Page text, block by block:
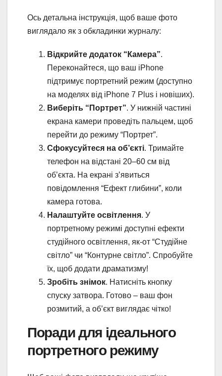
Ось детальна інструкція, щоб ваше фото
виглядало як з обкладинки журналу:
Відкрийте додаток “Камера”.
Переконайтеся, що ваш iPhone
підтримує портретний режим (доступно
на моделях від iPhone 7 Plus і новіших).
Виберіть “Портрет”. У нижній частині
екрана камери проведіть пальцем, щоб
перейти до режиму “Портрет”.
Сфокусуйтеся на об’єкті. Тримайте
телефон на відстані 20–60 см від
об’єкта. На екрані з’явиться
повідомлення “Ефект глибини”, коли
камера готова.
Налаштуйте освітлення. У
портретному режимі доступні ефекти
студійного освітлення, як-от “Студійне
світло” чи “Контурне світло”. Спробуйте
їх, щоб додати драматизму!
Зробіть знімок. Натисніть кнопку
спуску затвора. Готово – ваш фон
розмитий, а об’єкт виглядає чітко!
Поради для ідеального
портретного режиму